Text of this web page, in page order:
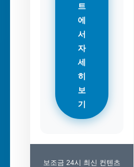
트
에
서
자
세
히
보
기
보조금 24시 최신 컨텐츠